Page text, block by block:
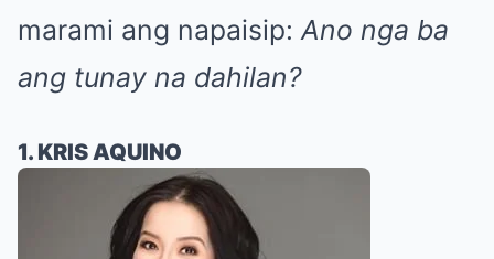
marami ang napaisip: Ano nga ba
ang tunay na dahilan?
1. KRIS AQUINO